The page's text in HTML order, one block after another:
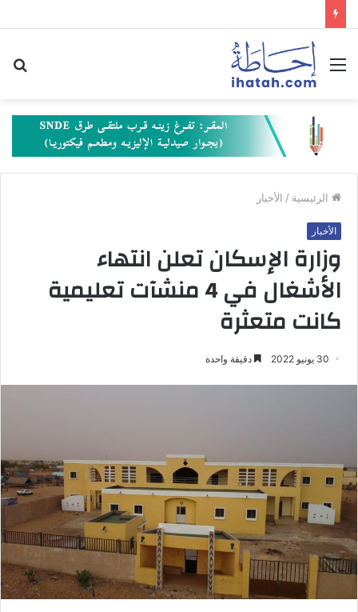
القائمة
الرئيسية / الأخبار
الأخبار
وزارة الإسكان تعلن انتهاء
الأشغال في 4 منشآت تعليمية
كانت متعثرة
30 يونيو 2022 دقيقة واحدة